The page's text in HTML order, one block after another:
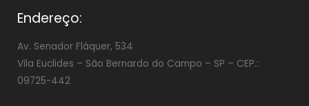
Endereço:
Av. Senador Fláquer, 534
Vila Euclides – São Bernardo do Campo – SP – CEP.:
09725-442